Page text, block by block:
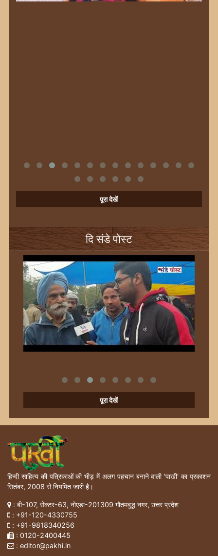
पूरा देखें
दि संडे पोस्ट
पूरा देखें
हिन्दी साहित्य की पत्रिकाओं की भीड़ में अलग पहचान बनाने वाली 'पाखी' का प्रकाशन
सितंबर, 2008 से नियमित जारी है।
: बी-107, सेक्टर-63, नोएडा-201309 गौतमबुद्ध नगर, उत्तर प्रदेश
: +91-120-4330755
: +91-9818340256
: 0120-2400445
: editor@pakhi.in